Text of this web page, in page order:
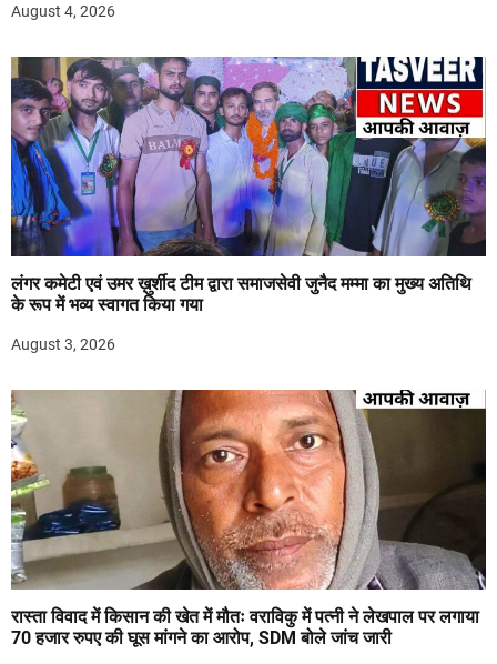
August 4, 2026
लंगर कमेटी एवं उमर ख़ुर्शीद टीम द्वारा समाजसेवी जुनैद मम्मा का मुख्य अतिथि
के रूप में भव्य स्वागत किया गया
August 3, 2026
रास्ता विवाद में किसान की खेत में मौतः वराविकु में पत्नी ने लेखपाल पर लगाया
70 हजार रुपए की घूस मांगने का आरोप, SDM बोले जांच जारी